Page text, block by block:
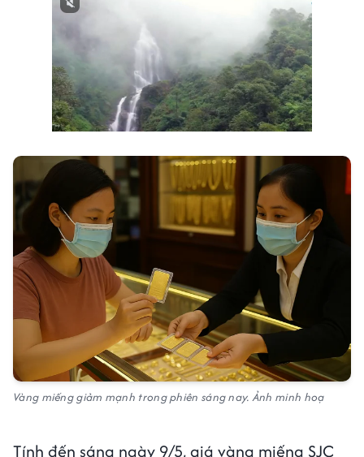
Vàng miếng giảm mạnh trong phiên sáng nay. Ảnh minh hoạ
Tính đến sáng ngày 9/5, giá vàng miếng SJC